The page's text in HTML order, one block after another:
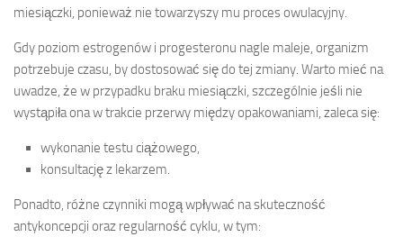
miesiączki, ponieważ nie towarzyszy mu proces owulacyjny.
Gdy poziom estrogenów i progesteronu nagle maleje, organizm
potrzebuje czasu, by dostosować się do tej zmiany. Warto mieć na
uwadze, że w przypadku braku miesiączki, szczególnie jeśli nie
wystąpiła ona w trakcie przerwy między opakowaniami, zaleca się:
wykonanie testu ciążowego,
konsultację z lekarzem.
Ponadto, różne czynniki mogą wpływać na skuteczność
antykoncepcji oraz regularność cyklu, w tym: